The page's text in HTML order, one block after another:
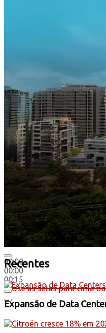
00:00
00:00
00:15
Use as setas para cima
Recentes
Expansão de Data